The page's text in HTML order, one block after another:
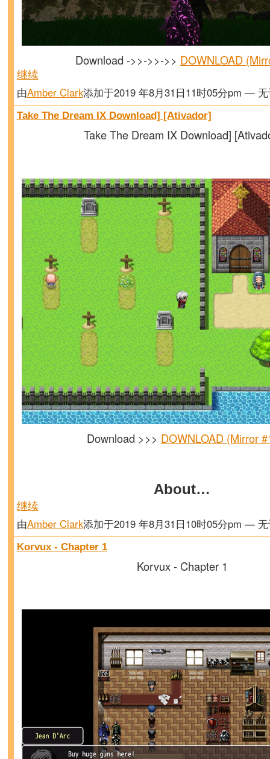
Download ->>->>->> DOWNLOAD
继续
由Amber Clark添加于2019 年8月31日11时05分pm —
Take The Dream IX Download] [Ativador]
Take The Dream IX Download]
Download >>> DOWNLOAD (Mirror
About…
继续
由Amber Clark添加于2019 年8月31日10时05分pm —
Korvux - Chapter 1
Korvux - Chapter 1